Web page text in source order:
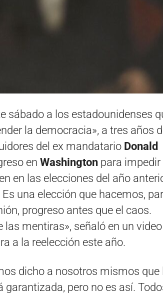
sábado a los estadounidenses
la democracia», a tres años
del ex mandatario Donald
en Washington para impedir
en las elecciones del año
una elección que hacemos,
progreso antes que el caos.
mentiras», señaló en un video
a la reelección este año.
dicho a nosotros mismos que
pero no es así.